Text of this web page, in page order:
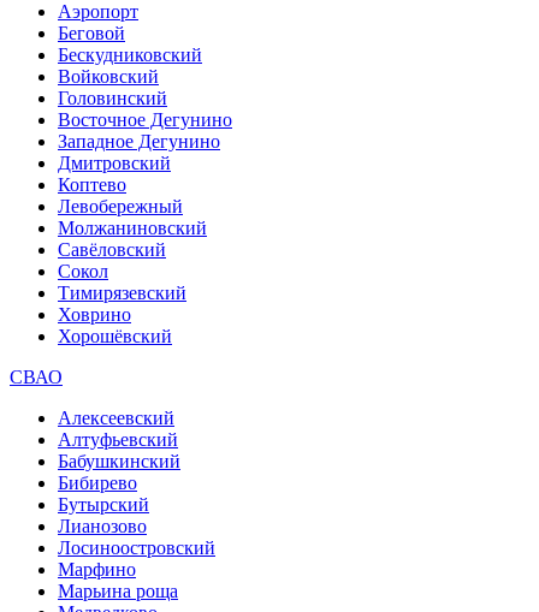
Аэропорт
Беговой
Бескудниковский
Войковский
Головинский
Восточное Дегунино
Западное Дегунино
Дмитровский
Коптево
Левобережный
Молжаниновский
Савёловский
Сокол
Тимирязевский
Ховрино
Хорошёвский
СВАО
Алексеевский
Алтуфьевский
Бабушкинский
Бибирево
Бутырский
Лианозово
Лосиноостровский
Марфино
Марьина роща